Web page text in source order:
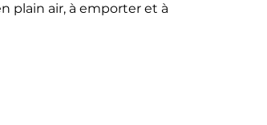
plain air, à emporter et à